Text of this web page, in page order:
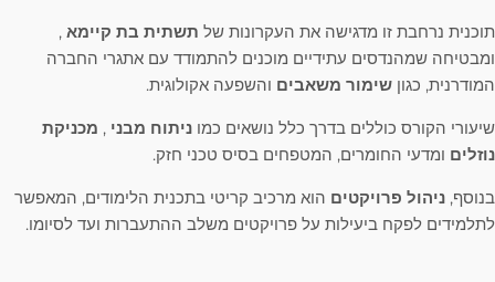
תוכנית נרחבת זו מדגישה את העקרונות של תשתית בת קיימא ,
ומבטיחה שמהנדסים עתידיים מוכנים להתמודד עם אתגרי החברה
המודרנית, כגון שימור משאבים והשפעה אקולוגית.
שיעורי הקורס כוללים בדרך כלל נושאים כמו ניתוח מבני , מכניקת
נוזלים ומדעי החומרים, המטפחים בסיס טכני חזק.
בנוסף, ניהול פרויקטים הוא מרכיב קריטי בתכנית הלימודים, המאפשר
לתלמידים לפקח ביעילות על פרויקטים משלב ההתעברות ועד לסיומו.